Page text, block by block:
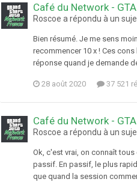
Café du Network -
Roscoe a répondu à un
Bien résumé. Je me sens
recommencer 10 x ! Ces
réponse quand je demande
28 août 2020 37 521
Café du Network -
Roscoe a répondu à un
Ok, c'est vrai, on connaît
passif. En passif, le plus
que quand la session